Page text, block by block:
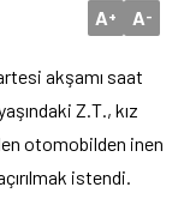
A+ A-
akşamı saat
Z.T., kız
otomobilden inen
istendi.